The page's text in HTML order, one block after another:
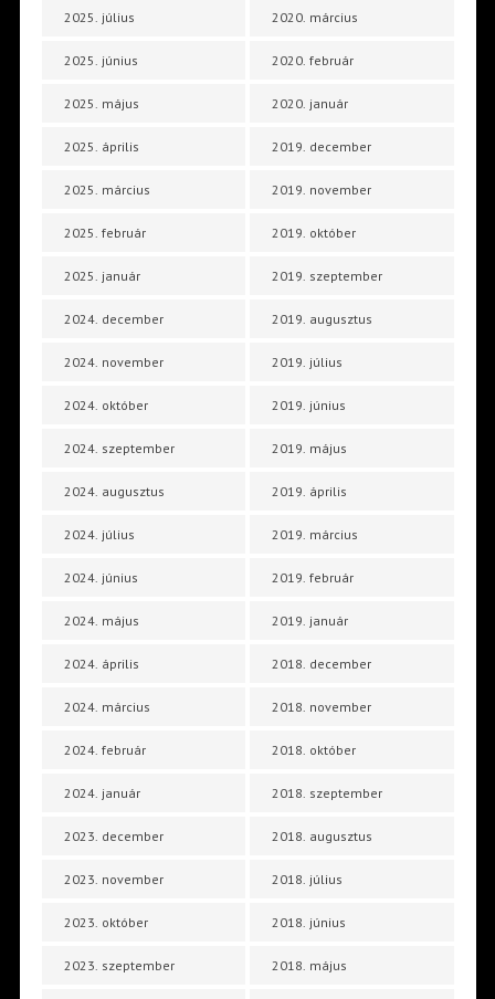
2025. július
2025. június
2025. május
2025. április
2025. március
2025. február
2025. január
2024. december
2024. november
2024. október
2024. szeptember
2024. augusztus
2024. július
2024. június
2024. május
2024. április
2024. március
2024. február
2024. január
2023. december
2023. november
2023. október
2023. szeptember
2020. március
2020. február
2020. január
2019. december
2019. november
2019. október
2019. szeptember
2019. augusztus
2019. július
2019. június
2019. május
2019. április
2019. március
2019. február
2019. január
2018. december
2018. november
2018. október
2018. szeptember
2018. augusztus
2018. július
2018. június
2018. május